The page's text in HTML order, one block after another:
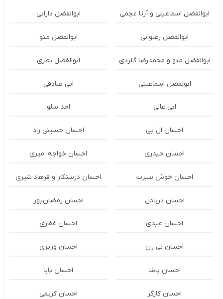
ابوالفضل اسماعیلی و آرتا عجمی ابوالفضل دارابی
ابوالفضل رضوانی ابوالفضل متو
ابوالفضل متو و محمدرضا گلردی ابوالفضل نظری
ابولفضل اسماعیلی ابی صادقی
ابی عالی احد سلو
احسان ال پی احسان حسینی راد
احسان حیدری احسان خواجه امیری
احسان خوش سیرت احسان درستكار و فرهاد شيرى
احسان دریادل احسان رمضان‌پور
احسان عبدی احسان غفاری
احسان نی زن احسان وزیری
احسان پاشا احسان پایا
احسان کارگر احسان کریمی